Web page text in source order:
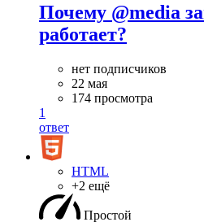
Почему @media
работает?
нет подписчиков
22 мая
174 просмотра
1
ответ
HTML
+2 ещё
Простой